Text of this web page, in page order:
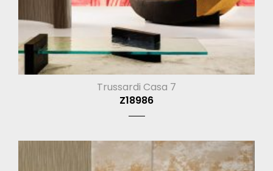
Trussardi Casa 7
Z18986